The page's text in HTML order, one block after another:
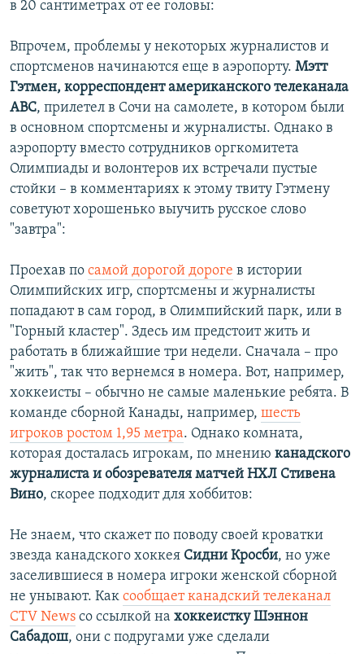
в 20 сантиметрах от ее головы:
Впрочем, проблемы у некоторых журналистов и
спортсменов начинаются еще в аэропорту. Мэтт
Гэтмен, корреспондент американского телеканала
ABC, прилетел в Сочи на самолете, в котором были
в основном спортсмены и журналисты. Однако в
аэропорту вместо сотрудников оргкомитета
Олимпиады и волонтеров их встречали пустые
стойки – в комментариях к этому твиту Гэтмену
советуют хорошенько выучить русское слово
"завтра":
Проехав по самой дорогой дороге в истории
Олимпийских игр, спортсмены и журналисты
попадают в сам город, в Олимпийский парк, или в
"Горный кластер". Здесь им предстоит жить и
работать в ближайшие три недели. Сначала – про
"жить", так что вернемся в номера. Вот, например,
хоккеисты – обычно не самые маленькие ребята. В
команде сборной Канады, например, шесть
игроков ростом 1,95 метра. Однако комната,
которая досталась игрокам, по мнению канадского
журналиста и обозревателя матчей НХЛ Стивена
Вино, скорее подходит для хоббитов:
Не знаем, что скажет по поводу своей кроватки
звезда канадского хоккея Сидни Кросби, но уже
заселившиеся в номера игроки женской сборной
не унывают. Как сообщает канадский телеканал
CTV News со ссылкой на хоккеистку Шэннон
Сабадош, они с подругами уже сделали